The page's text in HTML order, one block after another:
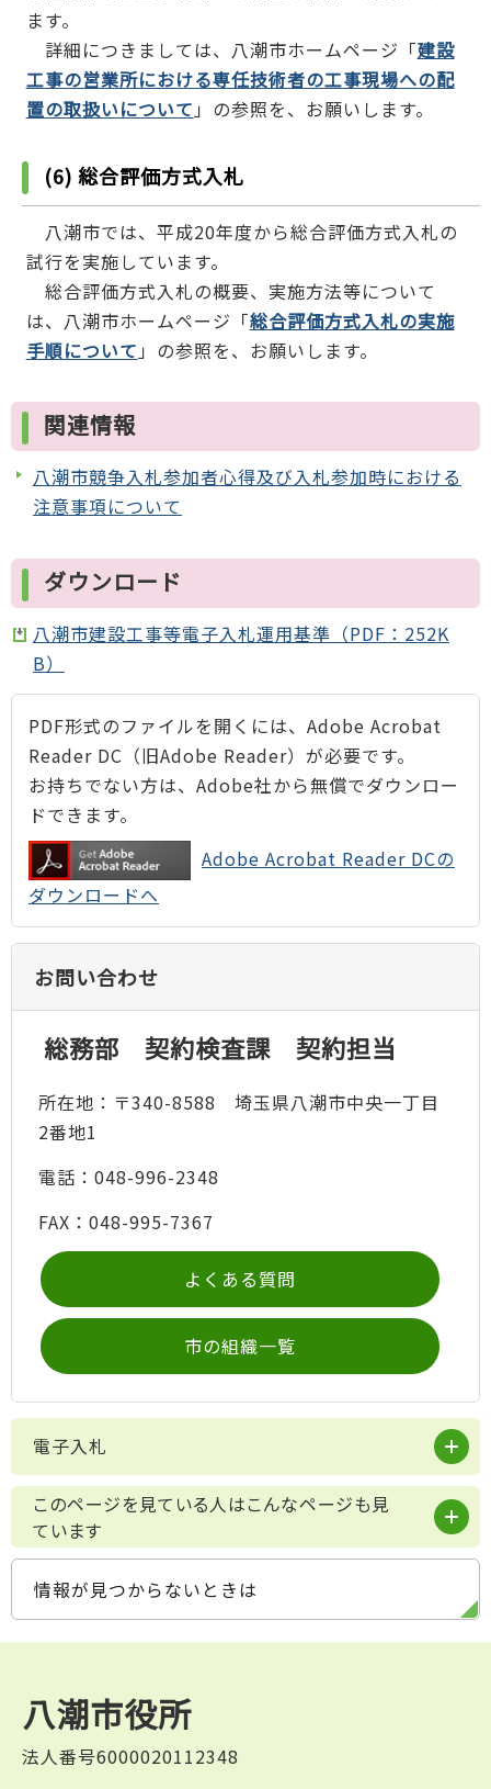
ます。
詳細につきましては、八潮市ホームページ「建設
工事の営業所における専任技術者の工事現場への配
置の取扱いについて 」の参照を、お願いします。
(6) 総合評価方式入札
八潮市では、平成20年度から総合評価方式入札の
試行を実施しています。
総合評価方式入札の概要、実施方法等について
は、八潮市ホームページ「総合評価方式入札の実施
手順について 」の参照を、お願いします。
関連情報
八潮市競争入札参加者心得及び入札参加時における
注意事項について
ダウンロード
八潮市建設工事等電子入札運用基準（PDF：252K
B）
PDF形式のファイルを開くには、Adobe Acrobat
Reader DC（旧Adobe Reader）が必要です。
お持ちでない方は、Adobe社から無償でダウンロー
ドできます。
Adobe Acrobat Reader DCの
ダウンロードへ
お問い合わせ
総務部 契約検査課 契約担当
所在地：〒340-8588 埼玉県八潮市中央一丁目
2番地1
電話：048-996-2348
FAX：048-995-7367
よくある質問
市の組織一覧
電子入札
このページを見ている人はこんなページも見
ています
情報が見つからないときは
八潮市役所
法人番号6000020112348